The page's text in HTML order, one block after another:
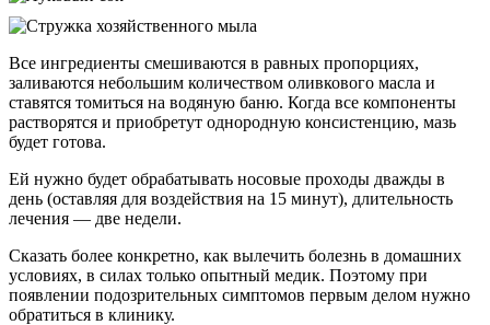
Все ингредиенты смешиваются в равных пропорциях,
заливаются небольшим количеством оливкового масла и
ставятся томиться на водяную баню. Когда все компоненты
растворятся и приобретут однородную консистенцию, мазь
будет готова.
Ей нужно будет обрабатывать носовые проходы дважды в
день (оставляя для воздействия на 15 минут), длительность
лечения — две недели.
Сказать более конкретно, как вылечить болезнь в домашних
условиях, в силах только опытный медик. Поэтому при
появлении подозрительных симптомов первым делом нужно
обратиться в клинику.